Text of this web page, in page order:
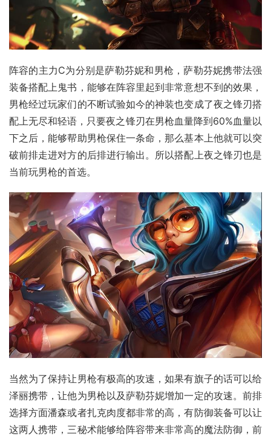
阵容的主力C为分别是萨勒芬妮和男枪，萨勒芬妮携带法强
装备搭配上鬼书，能够在阵容里起到非常意想不到的效果，
男枪经过玩家们的不断试验如今的神装也变成了夜之锋刃搭
配上无尽和轻语，只要夜之锋刃在男枪血量降到60%血量以
下之后，能够帮助男枪保住一条命，那么基本上他就可以突
破前排走进对方的后排进行输出。所以搭配上夜之锋刃也是
当前玩男枪的首选。
当然为了保持让男枪有极高的攻速，如果有旗子的话可以给
泽丽携带，让他为男枪以及萨勒芬妮增加一定的攻速。前排
选择方面潘森或者扎克肉度都非常的高，有防御装备可以让
这两人携带，三秘术能够给阵容带来非常高的魔法防御，前